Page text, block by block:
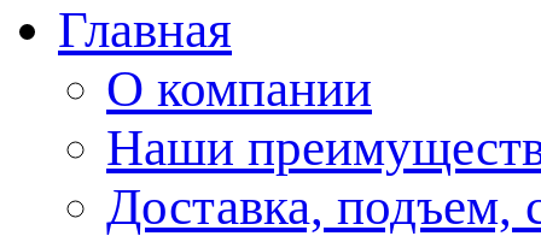
Главная
О компании
Наши
Доставка, подъем,